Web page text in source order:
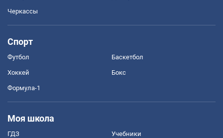
Черкассы
Спорт
Футбол Баскетбол
Хоккей Бокс
Формула-1
Моя школа
ГДЗ Учебники